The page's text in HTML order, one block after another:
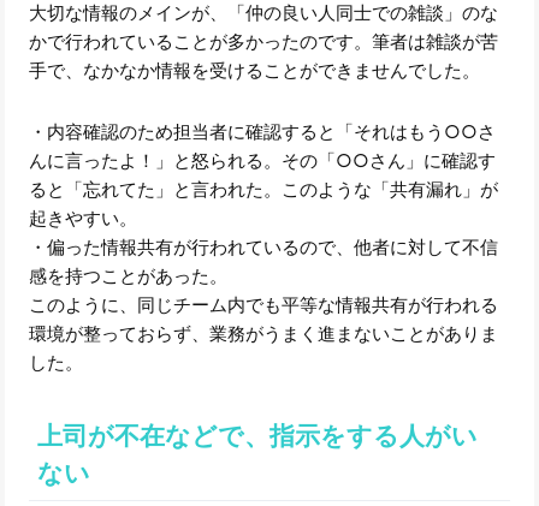
大切な情報のメインが、「仲の良い人同士での雑談」のな
かで行われていることが多かったのです。筆者は雑談が苦
手で、なかなか情報を受けることができませんでした。
・内容確認のため担当者に確認すると「それはもう○○さ
んに言ったよ！」と怒られる。その「○○さん」に確認す
ると「忘れてた」と言われた。このような「共有漏れ」が
起きやすい。
・偏った情報共有が行われているので、他者に対して不信
感を持つことがあった。
このように、同じチーム内でも平等な情報共有が行われる
環境が整っておらず、業務がうまく進まないことがありま
した。
上司が不在などで、指示をする人がい
ない